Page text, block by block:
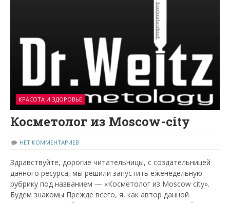
КРАСОТА И ЗДОРОВЬЕ
Косметолог из Moscow-city
НЕТ КОММЕНТАРИЕВ
Здравствуйте, дорогие читательницы, с создательницей
данного ресурса, мы решили запустить еженедельную
рубрику под названием — «Косметолог из Moscow city».
Будем знакомы Прежде всего, я, как автор данной